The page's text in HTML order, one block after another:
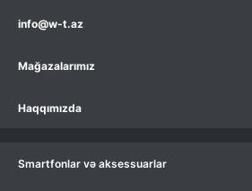
info@w-t.az
Mağazalarımız
Haqqımızda
Smartfonlar və aksessuarlar